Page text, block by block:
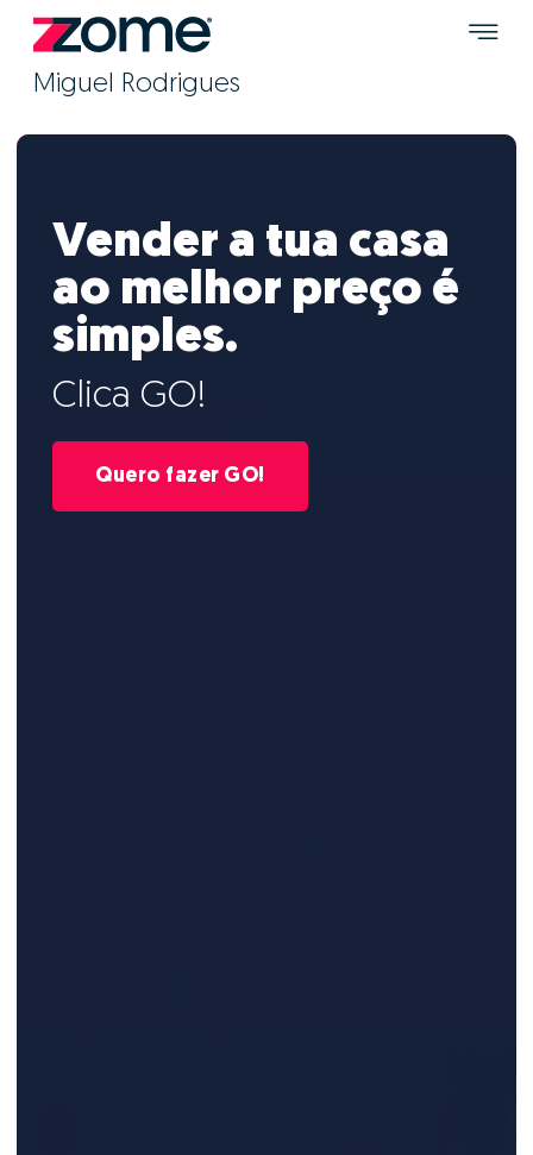
Miguel Rodrigues
Vender a tua casa
ao melhor preço é
simples.
Clica GO!
Quero fazer GO!